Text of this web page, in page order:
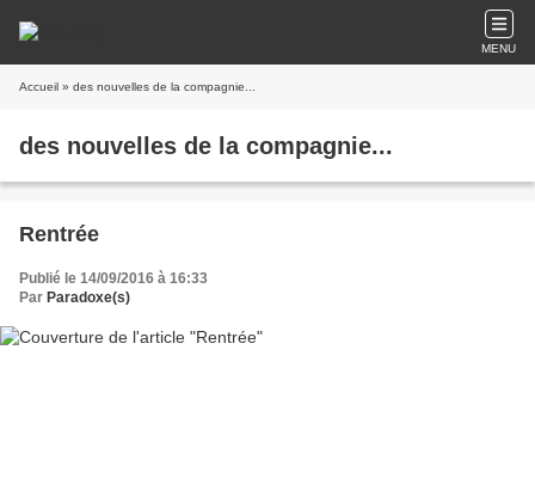
MENU
Accueil » des nouvelles de la compagnie...
des nouvelles de la compagnie...
Rentrée
Publié le 14/09/2016 à 16:33
Par Paradoxe(s)